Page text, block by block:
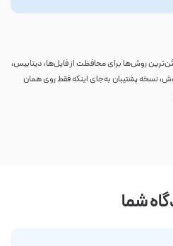
روش‌ها برای محافظت از فایل‌ها، دیتابیس،
نسخه پشتیبان به‌جای اینکه فقط روی همان
منتقل می‌شود؛ بنابراین خرابی سرور، هک
شما